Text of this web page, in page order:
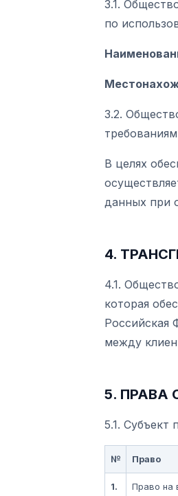
3.1.
по
3.2.
В целях
данных при
4.
4.1.
которая
Российская
между
5. ПРАВА
5.1.
№ Право
1.
Право на